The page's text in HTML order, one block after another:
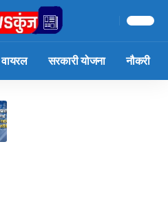
वायरल सरकारी योजना नौकरी